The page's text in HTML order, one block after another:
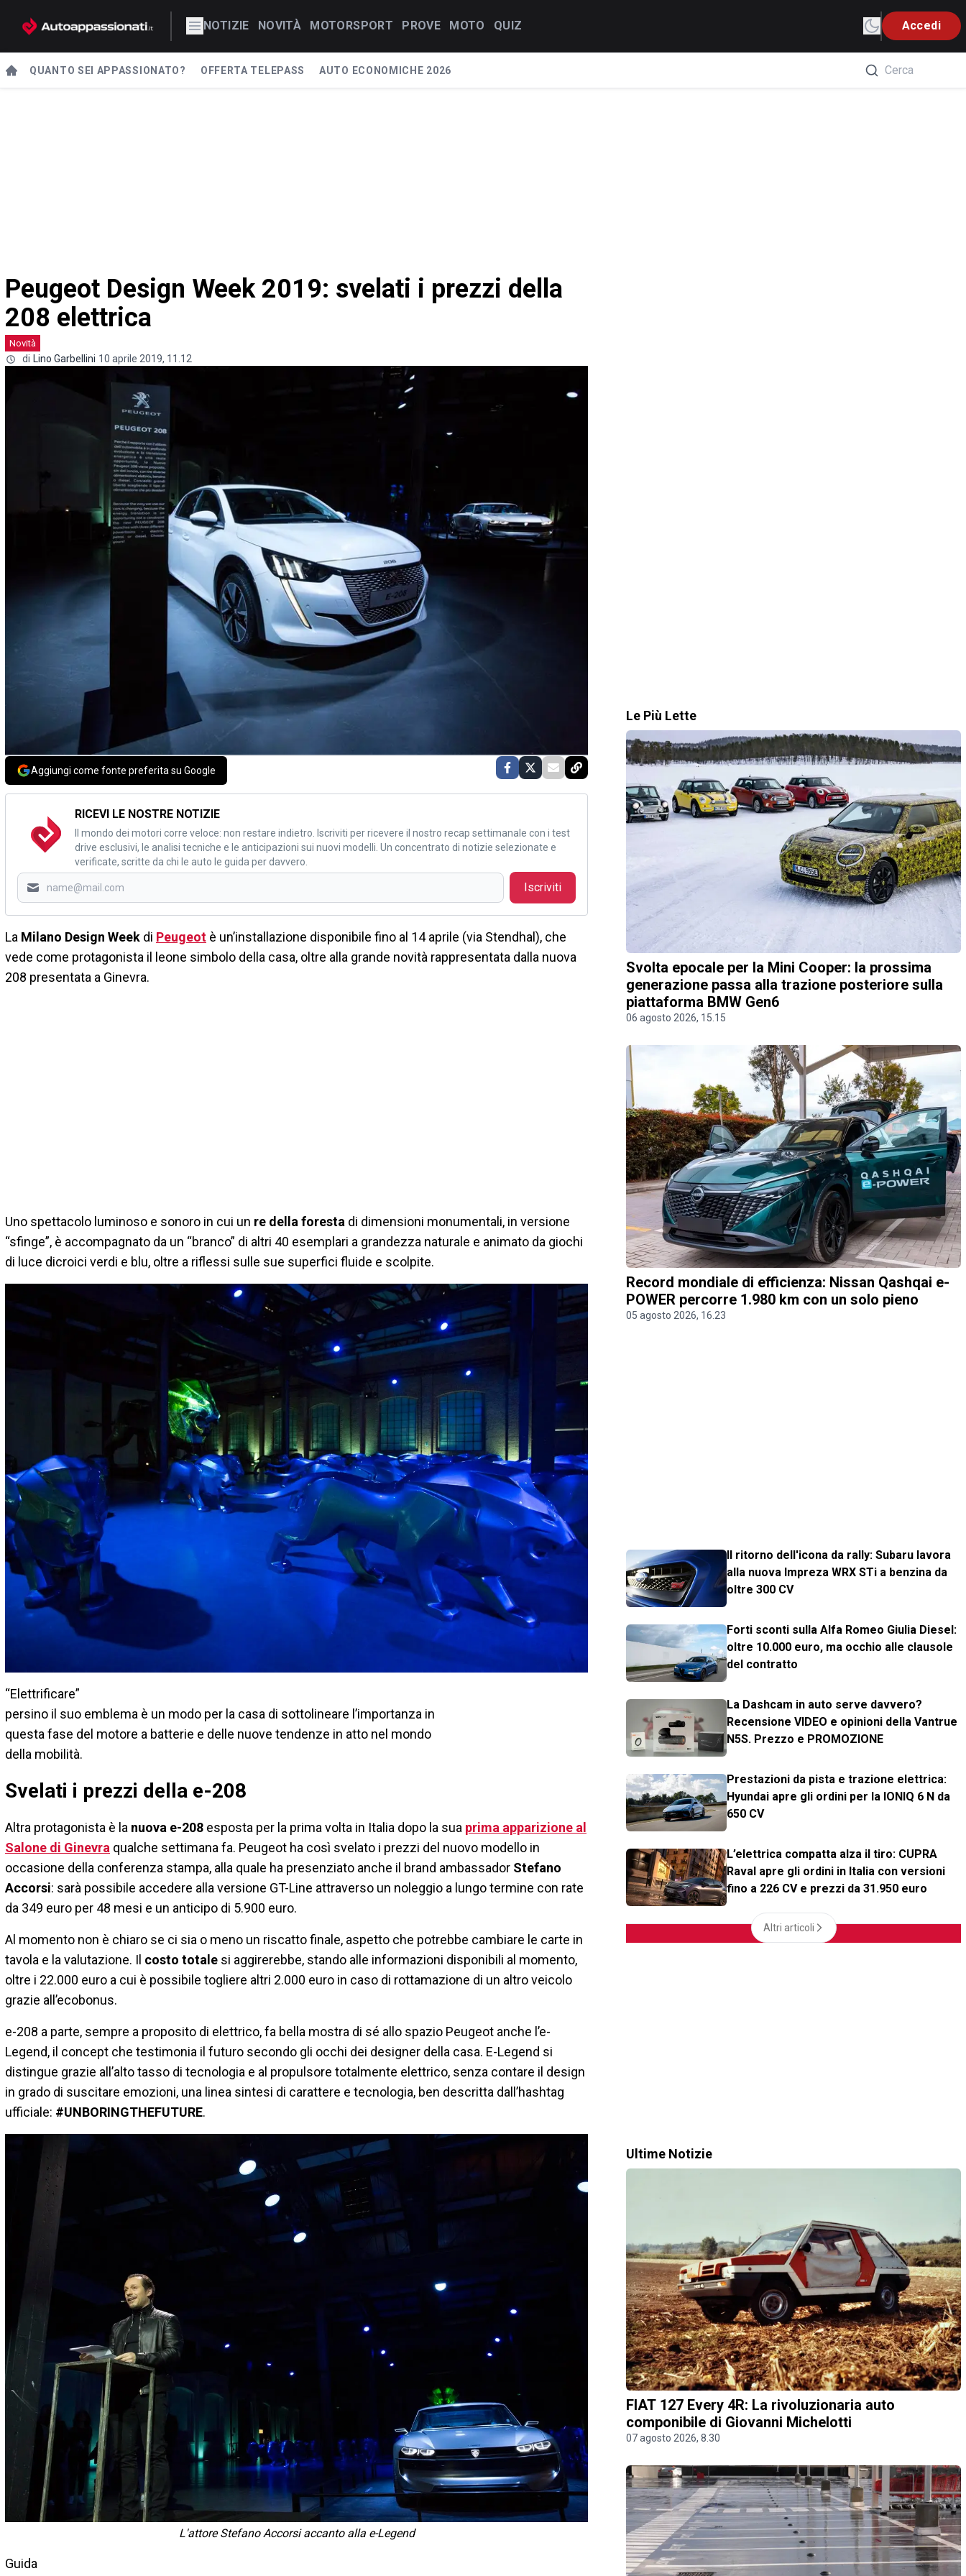
NOTIZIE NOVITÀ MOTORSPORT PROVE MOTO QUIZ Accedi
QUANTO SEI APPASSIONATO? OFFERTA TELEPASS AUTO ECONOMICHE 2026
Peugeot Design Week 2019: svelati i prezzi della
208 elettrica
Novità
di Lino Garbellini 10 aprile 2019, 11.12
Aggiungi come fonte preferita su Google
RICEVI LE NOSTRE NOTIZIE
Il mondo dei motori corre veloce: non restare indietro. Iscriviti per ricevere il nostro recap settimanale con i test
drive esclusivi, le analisi tecniche e le anticipazioni sui nuovi modelli. Un concentrato di notizie selezionate e
verificate, scritte da chi le auto le guida per davvero.
Iscriviti
La Milano Design Week di Peugeot è un’installazione disponibile fino al 14 aprile (via Stendhal), che
vede come protagonista il leone simbolo della casa, oltre alla grande novità rappresentata dalla nuova
208 presentata a Ginevra.
Uno spettacolo luminoso e sonoro in cui un re della foresta di dimensioni monumentali, in versione
“sfinge”, è accompagnato da un “branco” di altri 40 esemplari a grandezza naturale e animato da giochi
di luce dicroici verdi e blu, oltre a riflessi sulle sue superfici fluide e scolpite.
“Elettrificare”
persino il suo emblema è un modo per la casa di sottolineare l’importanza in
questa fase del motore a batterie e delle nuove tendenze in atto nel mondo
della mobilità.
Svelati i prezzi della e-208
Altra protagonista è la nuova e-208 esposta per la prima volta in Italia dopo la sua prima apparizione al
Salone di Ginevra qualche settimana fa. Peugeot ha così svelato i prezzi del nuovo modello in
occasione della conferenza stampa, alla quale ha presenziato anche il brand ambassador Stefano
Accorsi: sarà possibile accedere alla versione GT-Line attraverso un noleggio a lungo termine con rate
da 349 euro per 48 mesi e un anticipo di 5.900 euro.
Al momento non è chiaro se ci sia o meno un riscatto finale, aspetto che potrebbe cambiare le carte in
tavola e la valutazione. Il costo totale si aggirerebbe, stando alle informazioni disponibili al momento,
oltre i 22.000 euro a cui è possibile togliere altri 2.000 euro in caso di rottamazione di un altro veicolo
grazie all’ecobonus.
e-208 a parte, sempre a proposito di elettrico, fa bella mostra di sé allo spazio Peugeot anche l’e-
Legend, il concept che testimonia il futuro secondo gli occhi dei designer della casa. E-Legend si
distingue grazie all’alto tasso di tecnologia e al propulsore totalmente elettrico, senza contare il design
in grado di suscitare emozioni, una linea sintesi di carattere e tecnologia, ben descritta dall’hashtag
ufficiale: #UNBORINGTHEFUTURE.
L'attore Stefano Accorsi accanto alla e-Legend
Guida
Le Più Lette
Svolta epocale per la Mini Cooper: la prossima
generazione passa alla trazione posteriore sulla
piattaforma BMW Gen6
06 agosto 2026, 15.15
Record mondiale di efficienza: Nissan Qashqai e-
POWER percorre 1.980 km con un solo pieno
05 agosto 2026, 16.23
Il ritorno dell'icona da rally: Subaru lavora
alla nuova Impreza WRX STi a benzina da
oltre 300 CV
Forti sconti sulla Alfa Romeo Giulia Diesel:
oltre 10.000 euro, ma occhio alle clausole
del contratto
La Dashcam in auto serve davvero?
Recensione VIDEO e opinioni della Vantrue
N5S. Prezzo e PROMOZIONE
Prestazioni da pista e trazione elettrica:
Hyundai apre gli ordini per la IONIQ 6 N da
650 CV
L’elettrica compatta alza il tiro: CUPRA
Raval apre gli ordini in Italia con versioni
fino a 226 CV e prezzi da 31.950 euro
Altri articoli
Ultime Notizie
FIAT 127 Every 4R: La rivoluzionaria auto
componibile di Giovanni Michelotti
07 agosto 2026, 8.30